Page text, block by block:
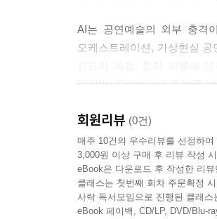
AI는 공연예술의 외부 충격
오케스트레이션, 가상현실
있지만, 공연예술의 주체를
미래를 기술의 승리가 아니
회원리뷰 (0건)
매주 10건의 우수리뷰를 선정하
3,000원 이상 구매 후 리뷰 작성 시
eBook은 다운로드 후 작성한 리
클래스는 첫번째 회차 주문확정
사락 독서모임으로 진행된 클래
eBook 페이백, CD/LP, DVD/Blu-